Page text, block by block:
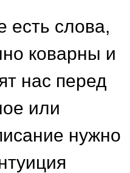
есть слова,
коварны и
нас перед
или
нужно